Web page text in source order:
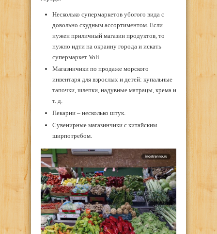
Несколько супермаркетов убогого вида с
довольно скудным ассортиментом. Если
нужен приличный магазин продуктов, то
нужно идти на окраину города и искать
супермаркет Voli.
Магазинчики по продаже морского
инвентаря для взрослых и детей: купальные
тапочки, шлепки, надувные матрацы, крема и
т. д.
Пекарни – несколько штук.
Сувенирные магазинчики с китайским
ширпотребом.